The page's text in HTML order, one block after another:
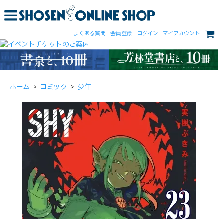
よくある質問 会員登録 ログイン マイアカウント
ホーム > コミック > 少年